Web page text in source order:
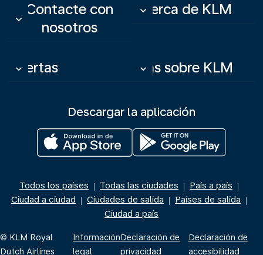
Contacte con
nosotros
keyboard_arrow_down
Acerca de KLM
keyboard_arrow_down
Ofertas
keyboard_arrow_down Más sobre KLM
keyboard_arrow_down
Descargar la aplicación
Todos los países | Todas las ciudades | País a país |
Ciudad a ciudad | Ciudades de salida | Países de salida |
Ciudad a país
© KLM Royal
Dutch Airlines
Información
legal
Declaración de
privacidad
Declaración de
accesibilidad